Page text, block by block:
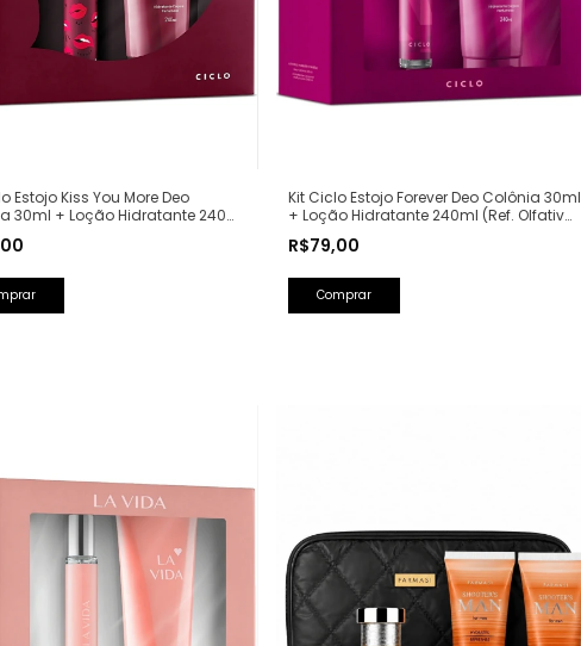
Estojo Kiss You More Deo
30ml + Loção Hidratante 240ml
Kit Ciclo Estojo Forever Deo Colônia 30ml
+ Loção Hidratante 240ml (Ref. Olfativa:
R$79,00